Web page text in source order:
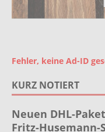
Fehler, keine Ad-ID
KURZ NOTIERT
Neuen DHL-
Fritz-Husemann-